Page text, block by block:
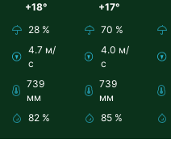
+18°
28 %
4.7 м/
с
739
мм
82 %
+17°
70 %
4.0 м/
с
739
мм
85 %